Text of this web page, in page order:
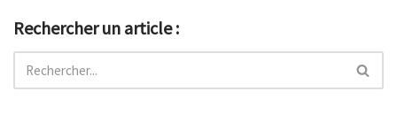
Rechercher un article :